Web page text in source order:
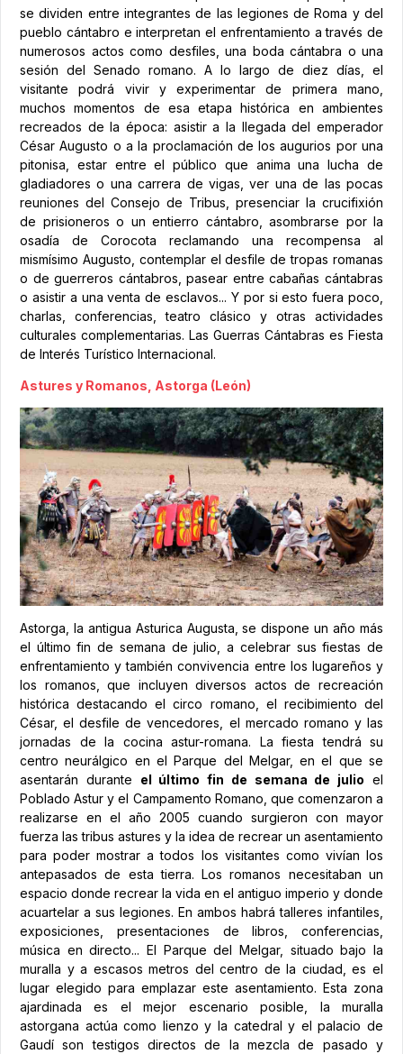
se dividen entre integrantes de las legiones de Roma y del
pueblo cántabro e interpretan el enfrentamiento a través de
numerosos actos como desfiles, una boda cántabra o una
sesión del Senado romano. A lo largo de diez días, el
visitante podrá vivir y experimentar de primera mano,
muchos momentos de esa etapa histórica en ambientes
recreados de la época: asistir a la llegada del emperador
César Augusto o a la proclamación de los augurios por una
pitonisa, estar entre el público que anima una lucha de
gladiadores o una carrera de vigas, ver una de las pocas
reuniones del Consejo de Tribus, presenciar la crucifixión
de prisioneros o un entierro cántabro, asombrarse por la
osadía de Corocota reclamando una recompensa al
mismísimo Augusto, contemplar el desfile de tropas romanas
o de guerreros cántabros, pasear entre cabañas cántabras
o asistir a una venta de esclavos... Y por si esto fuera poco,
charlas, conferencias, teatro clásico y otras actividades
culturales complementarias. Las Guerras Cántabras es Fiesta
de Interés Turístico Internacional.
Astures y Romanos, Astorga (León)
Astorga, la antigua Asturica Augusta, se dispone un año más
el último fin de semana de julio, a celebrar sus fiestas de
enfrentamiento y también convivencia entre los lugareños y
los romanos, que incluyen diversos actos de recreación
histórica destacando el circo romano, el recibimiento del
César, el desfile de vencedores, el mercado romano y las
jornadas de la cocina astur-romana. La fiesta tendrá su
centro neurálgico en el Parque del Melgar, en el que se
asentarán durante el último fin de semana de julio el
Poblado Astur y el Campamento Romano, que comenzaron a
realizarse en el año 2005 cuando surgieron con mayor
fuerza las tribus astures y la idea de recrear un asentamiento
para poder mostrar a todos los visitantes como vivían los
antepasados de esta tierra. Los romanos necesitaban un
espacio donde recrear la vida en el antiguo imperio y donde
acuartelar a sus legiones. En ambos habrá talleres infantiles,
exposiciones, presentaciones de libros, conferencias,
música en directo... El Parque del Melgar, situado bajo la
muralla y a escasos metros del centro de la ciudad, es el
lugar elegido para emplazar este asentamiento. Esta zona
ajardinada es el mejor escenario posible, la muralla
astorgana actúa como lienzo y la catedral y el palacio de
Gaudí son testigos directos de la mezcla de pasado y